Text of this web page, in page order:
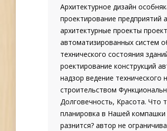
Архитектурное дизайн
проектирование предприятий
архитектурные проекты
автоматизированных систем
технического состояния
роектирование конструкций
надзор ведение технического
строительством
Долговечность, Красота. Что
планировка в Нашей
разнится? автор не